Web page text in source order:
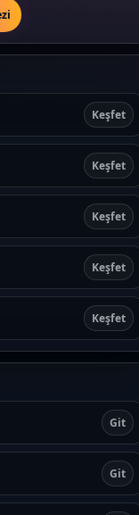
Keşfet
Keşfet
Keşfet
Keşfet
Keşfet
Git
Git